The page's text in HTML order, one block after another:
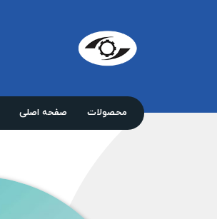
محصولات صفحه اصلی